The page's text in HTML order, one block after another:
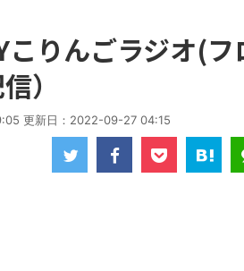
りんごラジオ(フ
）
更新日： 2022-09-27 04:15